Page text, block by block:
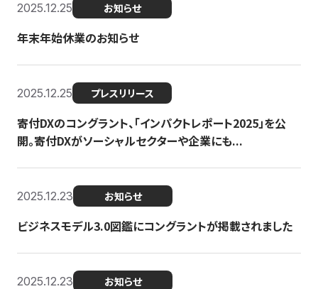
2025.12.25 お知らせ
年末年始休業のお知らせ
2025.12.25 プレスリリース
寄付DXのコングラント、「インパクトレポート2025」を公
開。寄付DXがソーシャルセクターや企業にも...
2025.12.23 お知らせ
ビジネスモデル3.0図鑑にコングラントが掲載されました
2025.12.23 お知らせ